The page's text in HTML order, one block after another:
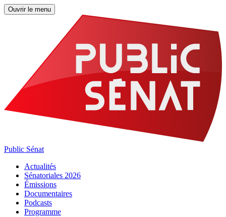
Ouvrir le menu
Public Sénat
Actualités
Sénatoriales 2026
Émissions
Documentaires
Podcasts
Programme